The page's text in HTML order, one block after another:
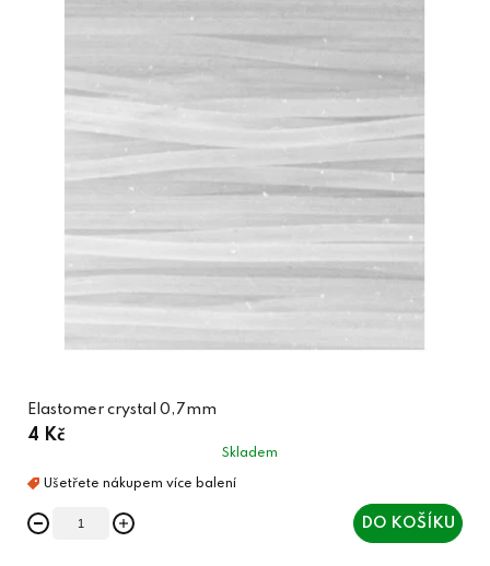
Elastomer crystal 0,7mm
4 Kč
Skladem
DO KOŠÍKU